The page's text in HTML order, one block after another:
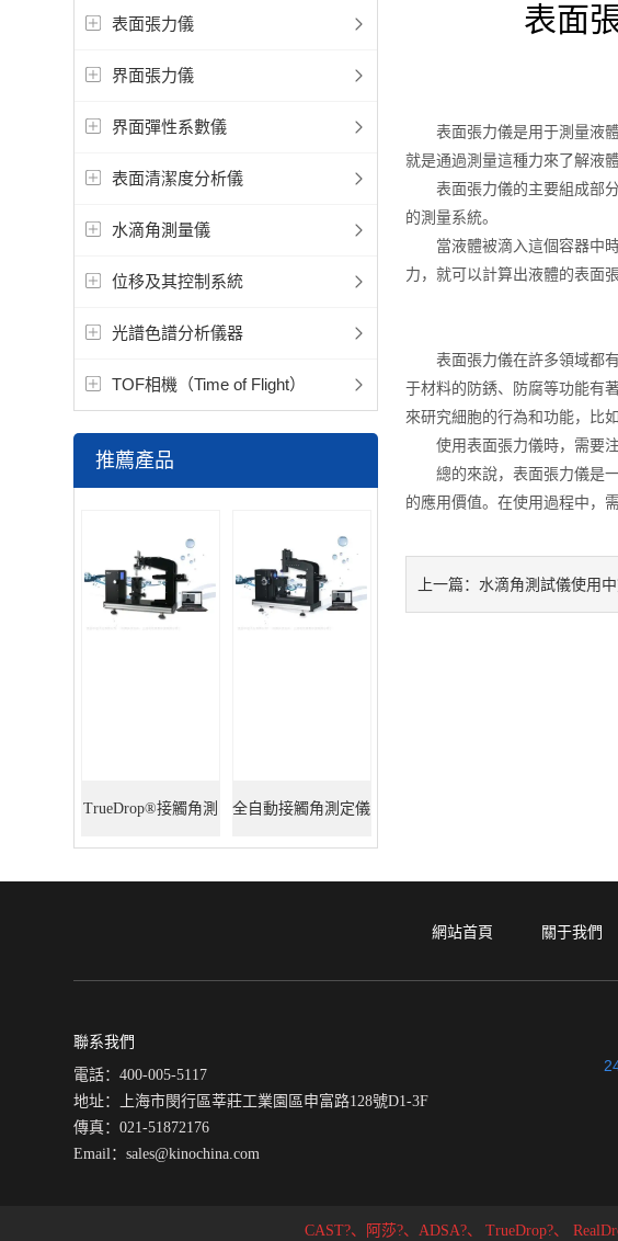
表面張力儀
界面張力儀
界面彈性系數儀
表面清潔度分析儀
水滴角測量儀
位移及其控制系統
光譜色譜分析儀器
TOF相機（Time of Flight）
推薦產品
TrueDrop®接觸角測 全自動接觸角測定儀
表面
表面張力儀是用于測量液體
就是通過測量這種力來了解液體
表面張力儀的主要組成部分
的測量系統。
當液體被滴入這個容器中時
力，就可以計算出液體的表面張
表面張力儀在許多領域都有
于材料的防銹、防腐等功能有
來研究細胞的行為和功能，比
使用表面張力儀時，需要注
總的來說，表面張力儀是一
的應用價值。在使用過程中，
上一篇： 水滴角測試儀使用
網站首頁 關于我們
聯系我們
電話：400-005-5117
地址：上海市閔行區莘莊工業園區申富路128號D1-3F
傳真：021-51872176
Email：sales@kinochina.com
CAST?、阿莎?、ADSA?、 TrueDrop?、